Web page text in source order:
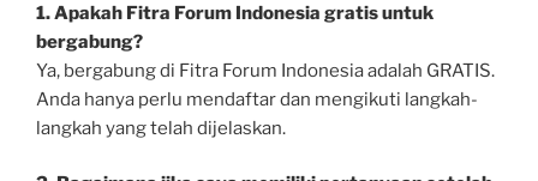
1. Apakah Fitra Forum Indonesia gratis untuk
bergabung?
Ya, bergabung di Fitra Forum Indonesia adalah GRATIS.
Anda hanya perlu mendaftar dan mengikuti langkah-
langkah yang telah dijelaskan.